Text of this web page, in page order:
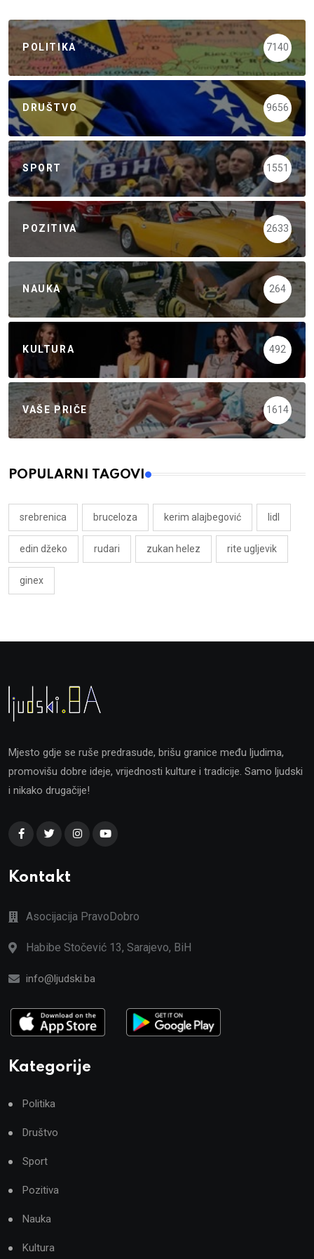
POLITIKA 7140
DRUŠTVO 9656
SPORT 1551
POZITIVA 2633
NAUKA 264
KULTURA 492
VAŠE PRIČE 1614
POPULARNI TAGOVI
srebrenica bruceloza kerim alajbegović lidl
edin džeko rudari zukan helez rite ugljevik
ginex
Mjesto gdje se ruše predrasude, brišu granice među ljudima,
promovišu dobre ideje, vrijednosti kulture i tradicije. Samo ljudski
i nikako drugačije!
Kontakt
Asocijacija PravoDobro
Habibe Stočević 13, Sarajevo, BiH
info@ljudski.ba
Kategorije
Politika
Društvo
Sport
Pozitiva
Nauka
Kultura